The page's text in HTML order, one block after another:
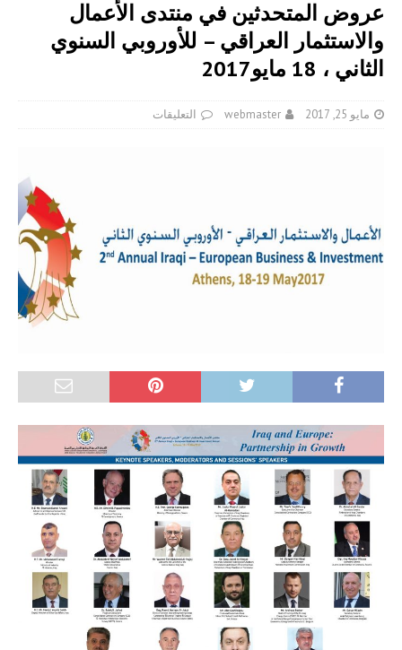
عروض المتحدثين في منتدى الأعمال
والاستثمار العراقي – للأوروبي السنوي
الثاني ، 18 مايو2017
مايو 25, 2017 webmaster التعليقات